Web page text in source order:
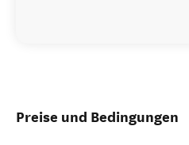
Preise und Bedingungen